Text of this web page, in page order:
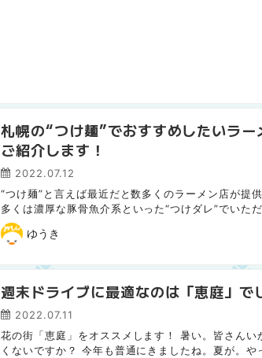
札幌の“つけ麺”でおすすめしたいラー
ご紹介します！
2022.07.12
“つけ麺”と言えば最近だと数多くのラーメン店が提
多くは濃厚な豚骨魚介系といった“つけダレ”でいた
のお店独自の美味しさを活かした味わいでもっちり
ゆうき
週末ドライブに最適なのは「恵庭」で
2022.07.11
花の街「恵庭」をオススメします！ 暑い。皆さんい
くないですか？ 今年も普通にきましたね。夏が。